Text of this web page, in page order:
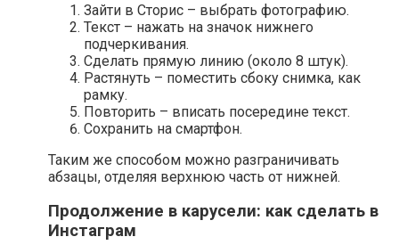
Зайти в Сторис – выбрать фотографию.
Текст – нажать на значок нижнего
подчеркивания.
Сделать прямую линию (около 8 штук).
Растянуть – поместить сбоку снимка, как
рамку.
Повторить – вписать посередине текст.
Сохранить на смартфон.
Таким же способом можно разграничивать
абзацы, отделяя верхнюю часть от нижней.
Продолжение в карусели: как сделать в
Инстаграм